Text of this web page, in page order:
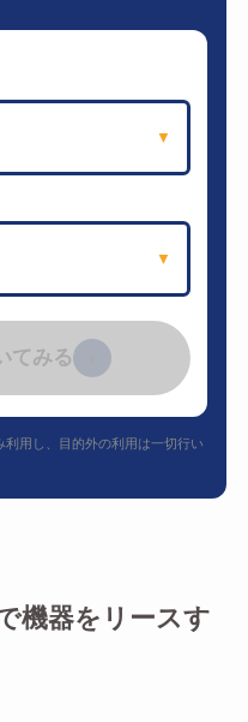
▼
▼
てみる
用し、目的外の利用は一切行い
機器をリースす